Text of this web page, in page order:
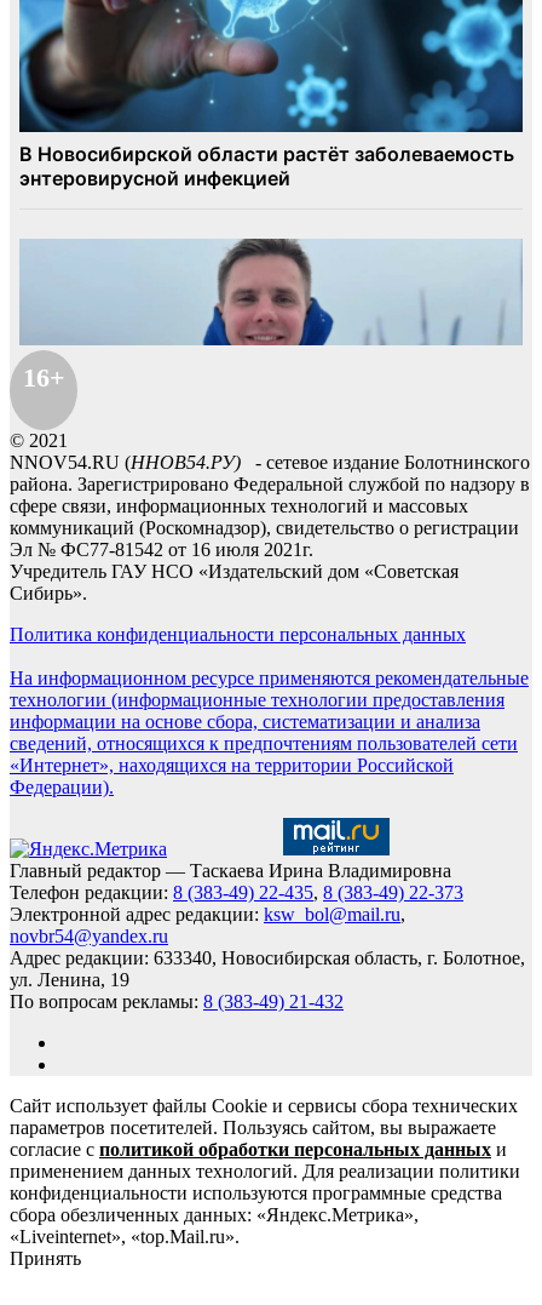
16+
© 2021
NNOV54.RU (ННОВ54.РУ) - сетевое издание Болотнинского
района. Зарегистрировано Федеральной службой по надзору в
сфере связи, информационных технологий и массовых
коммуникаций (Роскомнадзор), свидетельство о регистрации
Эл № ФС77-81542 от 16 июля 2021г.
Учредитель ГАУ НСО «Издательский дом «Советская
Сибирь».
Политика конфиденциальности персональных данных
На информационном ресурсе применяются рекомендательные
технологии (информационные технологии предоставления
информации на основе сбора, систематизации и анализа
сведений, относящихся к предпочтениям пользователей сети
«Интернет», находящихся на территории Российской
Федерации).
Главный редактор — Таскаева Ирина Владимировна
Телефон редакции: 8 (383-49) 22-435, 8 (383-49) 22-373
Электронной адрес редакции: ksw_bol@mail.ru,
novbr54@yandex.ru
Адрес редакции: 633340, Новосибирская область, г. Болотное,
ул. Ленина, 19
По вопросам рекламы: 8 (383-49) 21-432
Сайт использует файлы Cookie и сервисы сбора технических
параметров посетителей. Пользуясь сайтом, вы выражаете
согласие с политикой обработки персональных данных и
применением данных технологий. Для реализации политики
конфиденциальности используются программные средства
сбора обезличенных данных: «Яндекс.Метрика»,
«Liveinternet», «top.Mail.ru».
Принять